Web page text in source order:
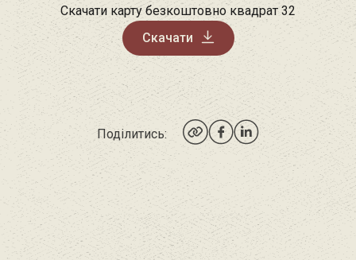
Скачати карту безкоштовно квадрат 32
Скачати
Поділитись: